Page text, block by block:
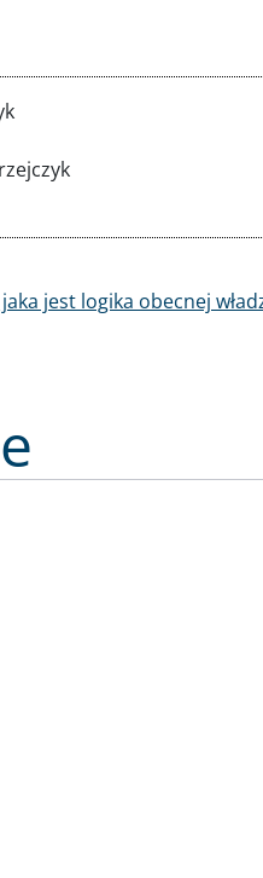
jest logika obecnej